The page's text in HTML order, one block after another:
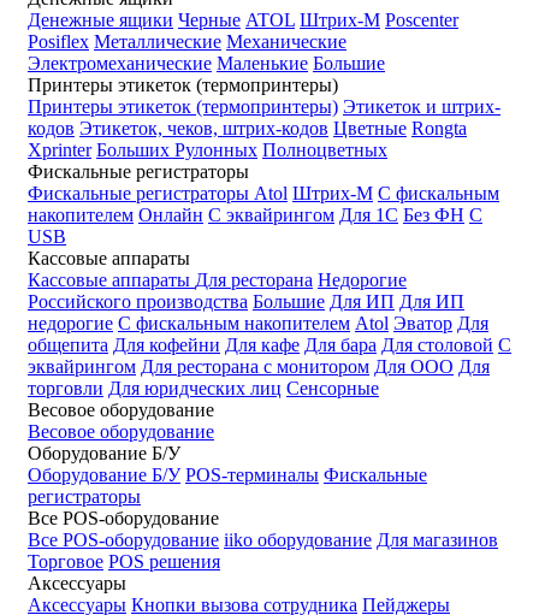
Денежные ящики Черные ATOL Штрих-М Poscenter
Posiflex Металлические Механические
Электромеханические Маленькие Большие
Принтеры этикеток (термопринтеры)
Принтеры этикеток (термопринтеры) Этикеток и штрих-
кодов Этикеток, чеков, штрих-кодов Цветные Rongta
Xprinter Больших Рулонных Полноцветных
Фискальные регистраторы
Фискальные регистраторы Atol Штрих-М С фискальным
накопителем Онлайн С эквайрингом Для 1С Без ФН С
USB
Кассовые аппараты
Кассовые аппараты Для ресторана Недорогие
Российского производства Большие Для ИП Для ИП
недорогие С фискальным накопителем Atol Эватор Для
общепита Для кофейни Для кафе Для бара Для столовой С
эквайрингом Для ресторана с монитором Для ООО Для
торговли Для юридческих лиц Сенсорные
Весовое оборудование
Весовое оборудование
Оборудование Б/У
Оборудование Б/У POS-терминалы Фискальные
регистраторы
Все POS-оборудование
Все POS-оборудование iiko оборудование Для магазинов
Торговое POS решения
Аксессуары
Аксессуары Кнопки вызова сотрудника Пейджеры